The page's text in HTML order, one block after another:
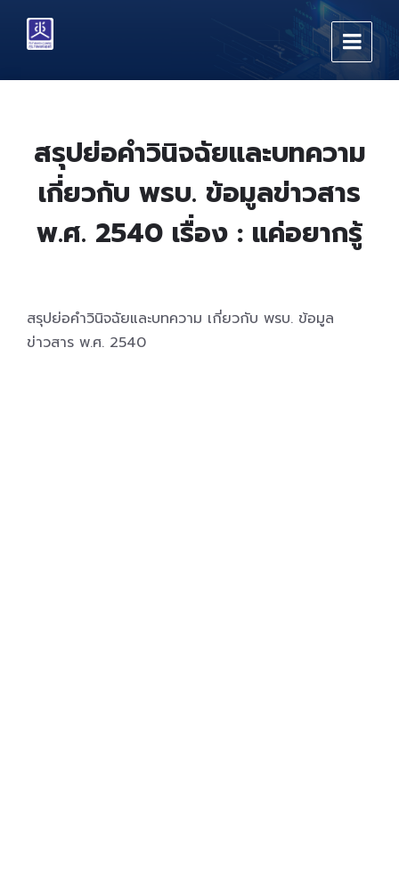
content
main
footer
สรุปย่อคำวินิจฉัยและบทความ
เกี่ยวกับ พรบ. ข้อมูลข่าวสาร
พ.ศ. 2540 เรื่อง : แค่อยากรู้
สรุปย่อคำวินิจฉัยและบทความ เกี่ยวกับ พรบ. ข้อมูล
ข่าวสาร พ.ศ. 2540